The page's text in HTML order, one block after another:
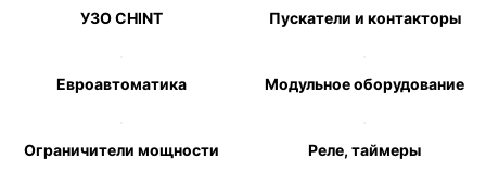
УЗО CHINT Пускатели и контакторы
Евроавтоматика Модульное оборудование
Ограничители мощности Реле, таймеры